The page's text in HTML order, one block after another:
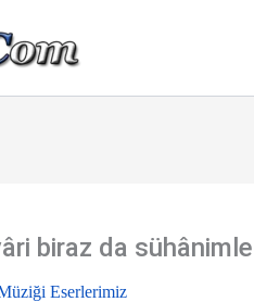
biraz da sühânimle
Eserlerimiz